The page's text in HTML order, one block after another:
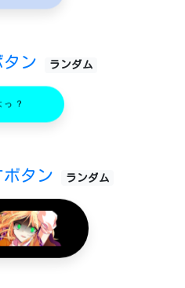
タン ランダム
っ？
ボタン ランダム